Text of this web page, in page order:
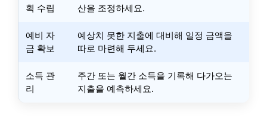
획 수립
산을 조정하세요.
예비 자
금 확보
예상치 못한 지출에 대비해 일정 금액을
따로 마련해 두세요.
소득 관
리
주간 또는 월간 소득을 기록해 다가오는
지출을 예측하세요.